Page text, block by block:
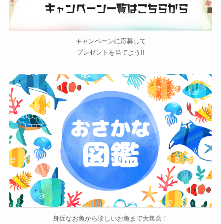
キャンペーンに応募して
プレゼントを当てよう!!
身近なお魚から珍しいお魚まで大集合！